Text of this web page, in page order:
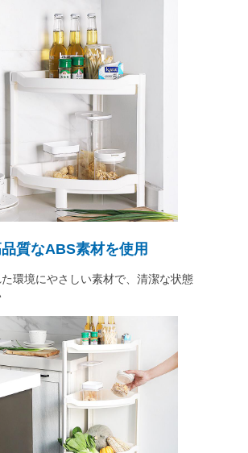
質なABS素材を使用
環境にやさしい素材で、清潔な状態